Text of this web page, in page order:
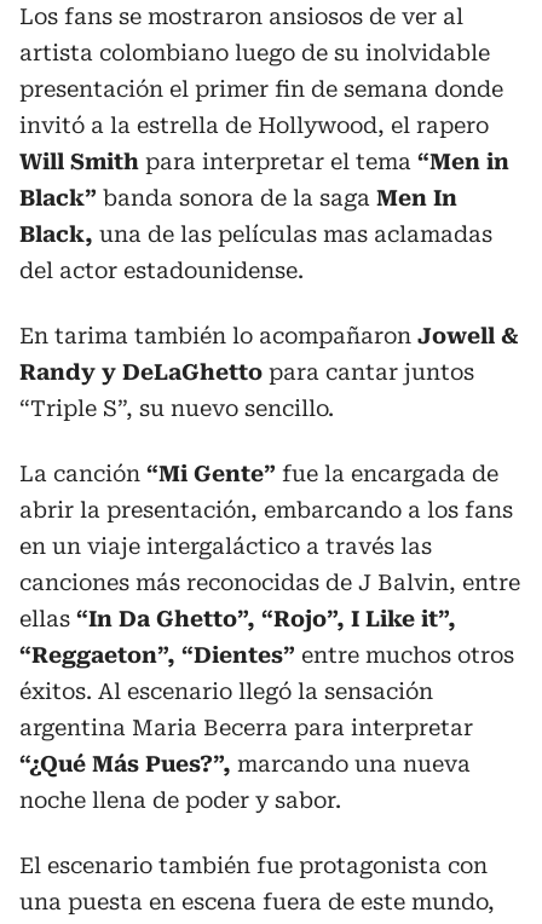
Los fans se mostraron ansiosos de ver al
artista colombiano luego de su inolvidable
presentación el primer fin de semana donde
invitó a la estrella de Hollywood, el rapero
Will Smith para interpretar el tema “Men in
Black” banda sonora de la saga Men In
Black, una de las películas mas aclamadas
del actor estadounidense.
En tarima también lo acompañaron Jowell &
Randy y DeLaGhetto para cantar juntos
“Triple S”, su nuevo sencillo.
La canción “Mi Gente” fue la encargada de
abrir la presentación, embarcando a los fans
en un viaje intergaláctico a través las
canciones más reconocidas de J Balvin, entre
ellas “In Da Ghetto”, “Rojo”, I Like it”,
“Reggaeton”, “Dientes” entre muchos otros
éxitos. Al escenario llegó la sensación
argentina Maria Becerra para interpretar
“¿Qué Más Pues?”, marcando una nueva
noche llena de poder y sabor.
El escenario también fue protagonista con
una puesta en escena fuera de este mundo,